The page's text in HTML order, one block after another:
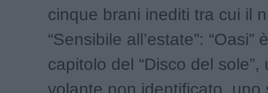
cinque brani inediti tra cui il
“Sensibile all’estate”: “Oasi”
capitolo del “Disco del
volante non identificato, uno